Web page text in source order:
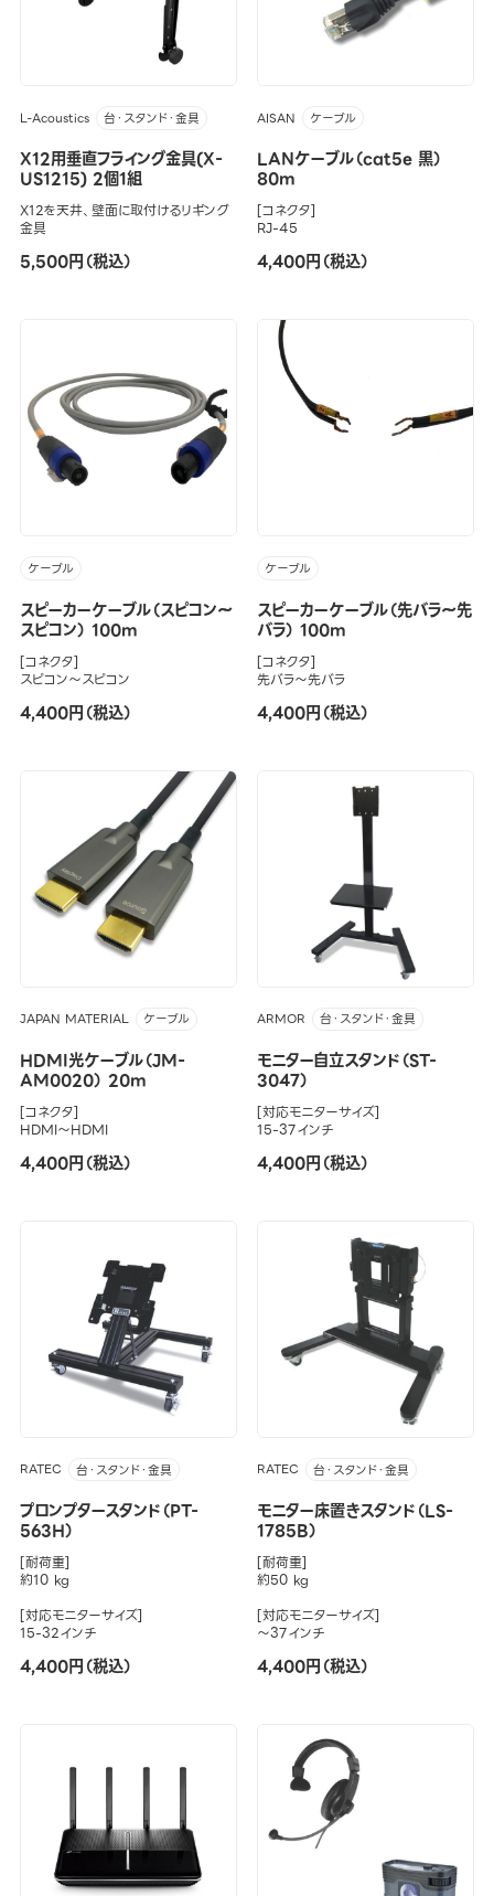
L-Acoustics 台・スタンド・金具
X12用垂直フライング金具(X-
US1215) 2個1組
X12を天井、壁面に取付けるリギング
金具
5,500円（税込）
AISAN ケーブル
LANケーブル（cat5e 黒）
80m
[コネクタ]
RJ-45
4,400円（税込）
ケーブル
スピーカーケーブル（スピコン～
スピコン） 100m
[コネクタ]
スピコン～スピコン
4,400円（税込）
ケーブル
スピーカーケーブル（先バラ～先
バラ） 100m
[コネクタ]
先バラ～先バラ
4,400円（税込）
JAPAN MATERIAL ケーブル
HDMI光ケーブル（JM-
AM0020） 20m
[コネクタ]
HDMI～HDMI
4,400円（税込）
ARMOR 台・スタンド・金具
モニター自立スタンド（ST-
3047）
[対応モニターサイズ]
15-37インチ
4,400円（税込）
RATEC 台・スタンド・金具
プロンプタースタンド（PT-
563H）
[耐荷重]
約10 kg
[対応モニターサイズ]
15-32インチ
4,400円（税込）
RATEC 台・スタンド・金具
モニター床置きスタンド（LS-
1785B）
[耐荷重]
約50 kg
[対応モニターサイズ]
～37インチ
4,400円（税込）